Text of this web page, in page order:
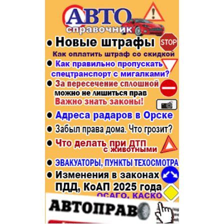
Афиша
Строительство и ремонт
Авто и мото
Рестораны, кафе, бары
Спорт Фитнес
Недвижимость
Красота Косметология
Телекоммуникации и связь
Торговля
Бизнес и финансы
Юристы, Экспертиза, Страхование
Ремонт
Социальные организации
Это интересно
Администрация
Популярное →
Строительство и ремонт